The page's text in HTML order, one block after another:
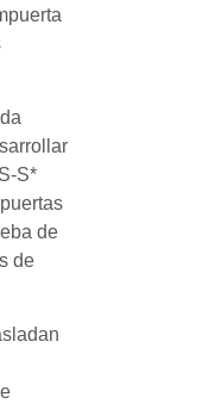
S*
de
de